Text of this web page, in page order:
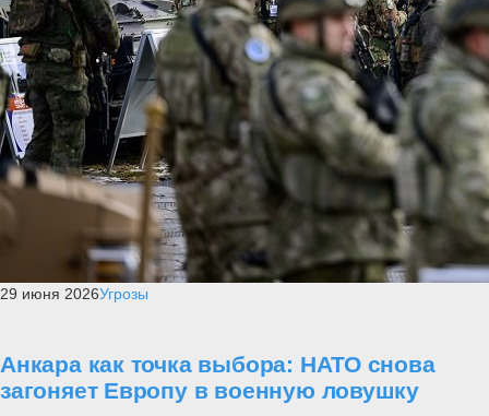
29 июня 2026Угрозы
Анкара как точка выбора: НАТО снова
загоняет Европу в военную ловушку